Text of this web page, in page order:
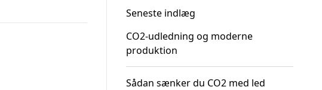
Seneste indlæg
CO2-udledning og moderne
produktion
Sådan sænker du CO2 med led